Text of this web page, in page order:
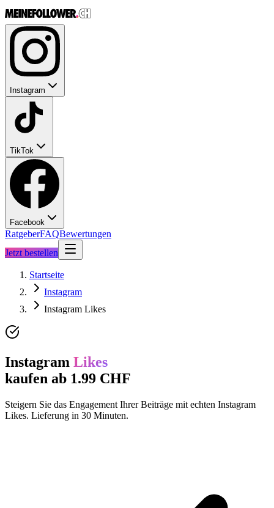
Instagram
TikTok
Facebook
RatgeberFAQBewertungen
Jetzt bestellen
Startseite
Instagram
Instagram Likes
Instagram Likes
kaufen ab 1.99 CHF
Steigern Sie das Engagement Ihrer Beiträge mit echten Instagram
Likes. Lieferung in 30 Minuten.